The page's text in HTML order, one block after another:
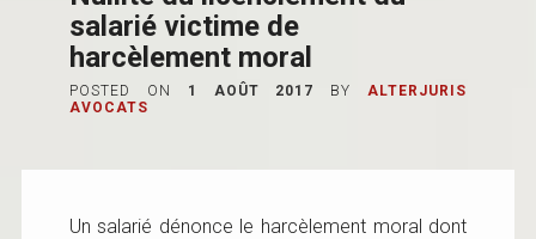
salarié victime de
harcèlement moral
POSTED ON 1 AOÛT 2017 BY
ALTERJURIS
AVOCATS
Un salarié dénonce le harcèlement moral dont